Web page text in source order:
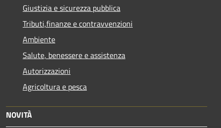
Giustizia e sicurezza pubblica
Tributi,finanze e contravvenzioni
Ambiente
Salute, benessere e assistenza
Autorizzazioni
Agricoltura e pesca
NOVITÀ